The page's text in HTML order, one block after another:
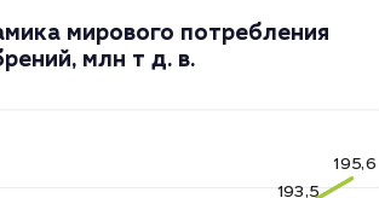
мирового потребления
млн т д. в.
193,5
195,6